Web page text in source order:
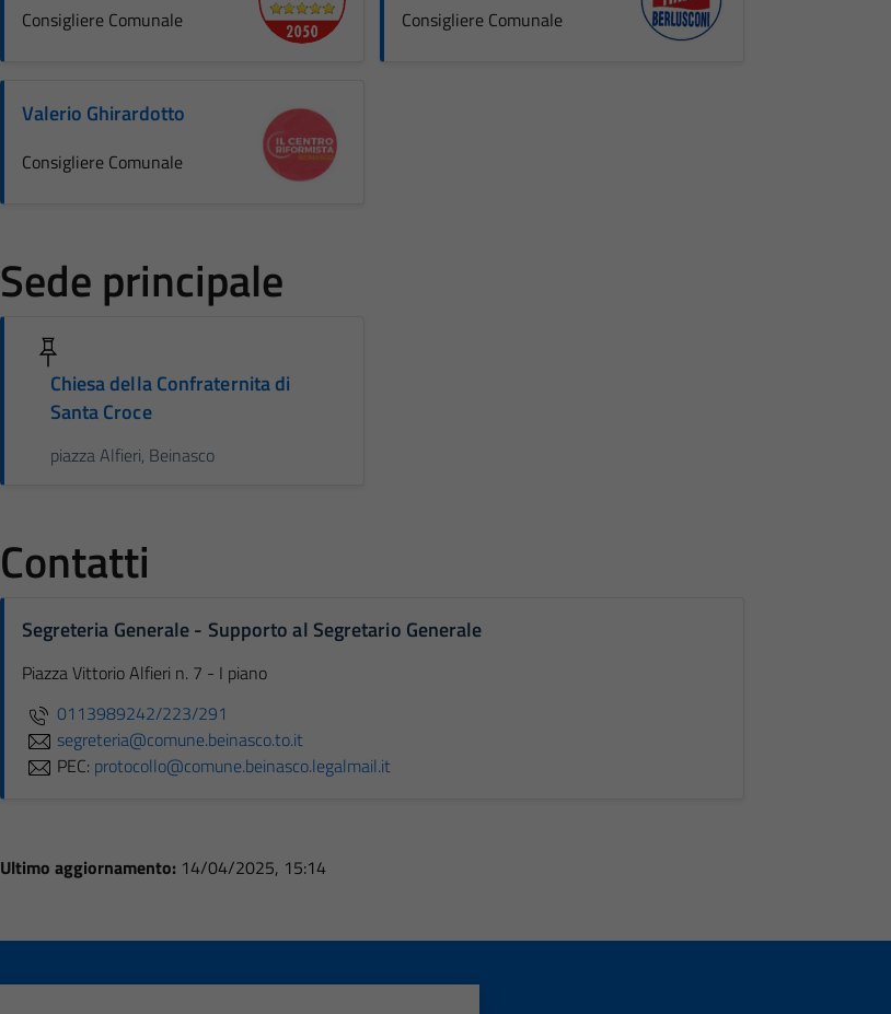
Consigliere Comunale Consigliere Comunale
Valerio Ghirardotto
Consigliere Comunale
Sede principale
Chiesa della Confraternita di
Santa Croce
piazza Alfieri, Beinasco
Contatti
Segreteria Generale - Supporto al Segretario Generale
Piazza Vittorio Alfieri n. 7 - I piano
0113989242/223/291
segreteria@comune.beinasco.to.it
PEC: protocollo@comune.beinasco.legalmail.it
Ultimo aggiornamento: 14/04/2025, 15:14